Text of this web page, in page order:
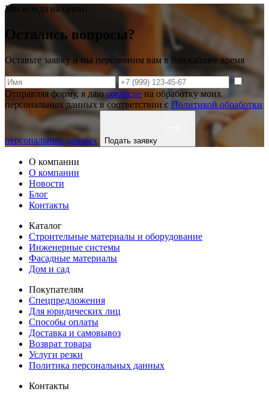
Мы всегда на связи!
Остались вопросы?
Оставьте заявку и мы перезвоним вам в ближайшее время
Отправляя форму, я даюсогласие на обработку моих
персональных данных в соответствии с Политикой обработки
персональных данных Подать заявку
О компании
О компании
Новости
Блог
Контакты
Каталог
Строительные материалы и оборудование
Инженерные системы
Фасадные материалы
Дом и сад
Покупателям
Спецпредложения
Для юридических лиц
Способы оплаты
Доставка и самовывоз
Возврат товара
Услуги резки
Политика персональных данных
Контакты